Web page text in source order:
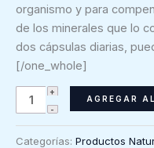
organismo y para
de los minerales que lo
dos cápsulas diarias,
[/one_whole]
Minerales
Protectores
AGREGAR
Categorías: Productos